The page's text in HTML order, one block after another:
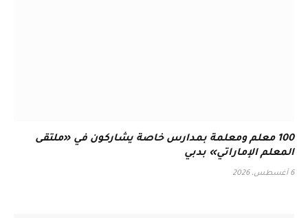
100 معلم ومعلمة بمدارس خاصة يشاركون في «ملتقى
المعلم الإماراتي» بدبي
6 أغسطس، 2026